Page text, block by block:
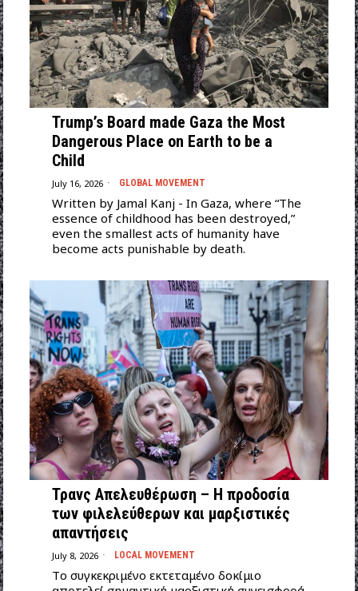
Trump’s Board made Gaza the Most
Dangerous Place on Earth to be a
Child
July 16, 2026 GLOBAL MOVEMENT
Written by Jamal Kanj - In Gaza, where “The
essence of childhood has been destroyed,”
even the smallest acts of humanity have
become acts punishable by death.
Τρανς Απελευθέρωση – Η προδοσία
των φιλελεύθερων και μαρξιστικές
απαντήσεις
July 8, 2026 LOCAL MOVEMENT
Tο συγκεκριμένο εκτεταμένο δοκίμιο